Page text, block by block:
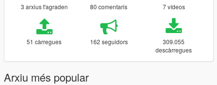
3 arxius t'agraden 80 comentaris 7 vídeos
51 càrregues 162 seguidors
309.055
descàrregues
Arxiu més popular